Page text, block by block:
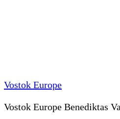
Vostok Europe
Vostok Europe Benediktas